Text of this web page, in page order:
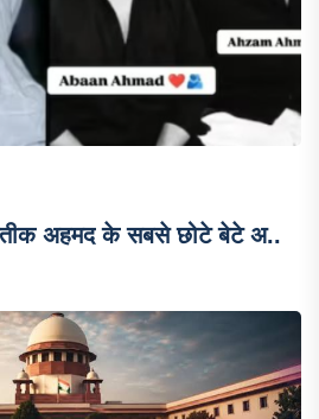
अहमद के सबसे छोटे बेटे अ..